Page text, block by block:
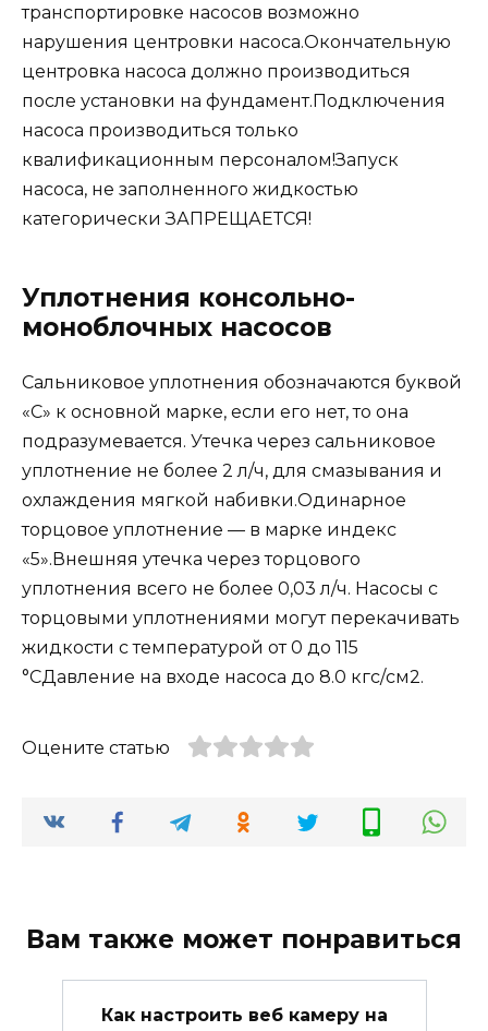
транспортировке насосов возможно
нарушения центровки насоса.Окончательную
центровка насоса должно производиться
после установки на фундамент.Подключения
насоса производиться только
квалификационным персоналом!Запуск
насоса, не заполненного жидкостью
категорически ЗАПРЕЩАЕТСЯ!
Уплотнения консольно-
моноблочных насосов
Сальниковое уплотнения обозначаются буквой
«С» к основной марке, если его нет, то она
подразумевается. Утечка через сальниковое
уплотнение не более 2 л/ч, для смазывания и
охлаждения мягкой набивки.Одинарное
торцовое уплотнение — в марке индекс
«5».Внешняя утечка через торцового
уплотнения всего не более 0,03 л/ч. Насосы с
торцовыми уплотнениями могут перекачивать
жидкости с температурой от 0 до 115
°СДавление на входе насоса до 8.0 кгс/см2.
Оцените статью
Вам также может понравиться
Как настроить веб камеру на